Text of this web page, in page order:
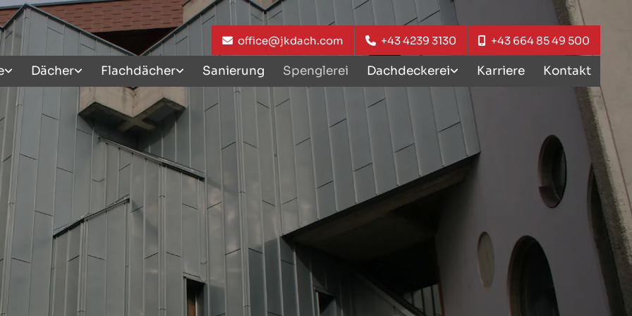
+43 664 85 49 500
+43 4239 3130
office@jkdach.com
Dächer Flachdächer Sanierung Spenglerei Dachdeckerei Karriere Kontakt